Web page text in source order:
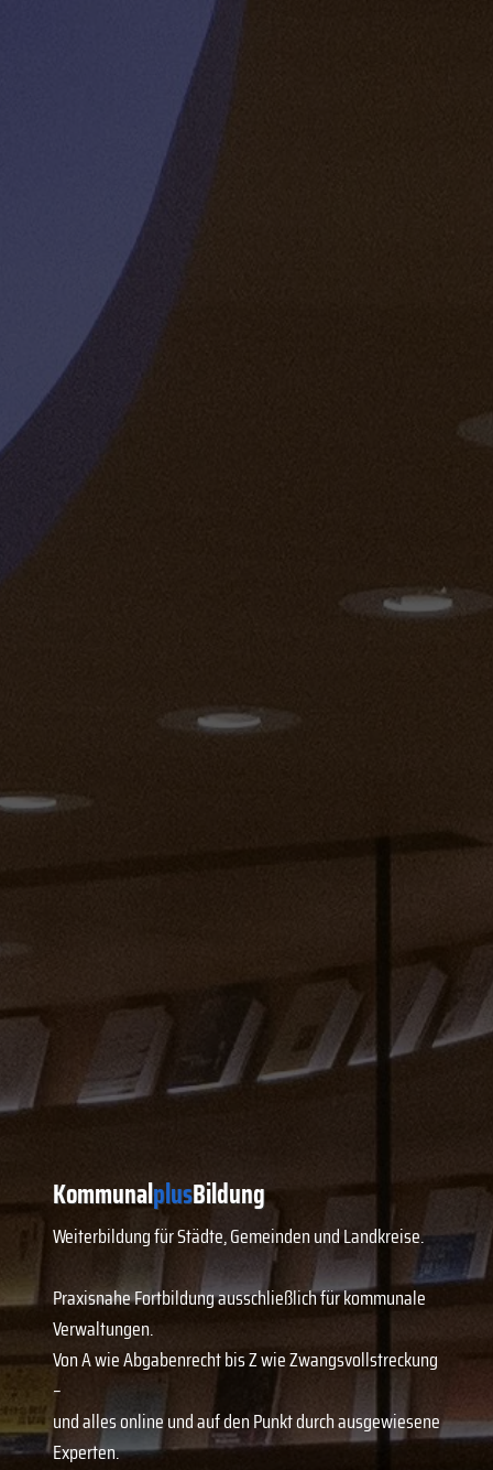
KommunalplusBildung
Weiterbildung für Städte, Gemeinden und Landkreise.
Praxisnahe Fortbildung ausschließlich für kommunale
Verwaltungen.
Von A wie Abgabenrecht bis Z wie Zwangsvollstreckung
–
und alles online und auf den Punkt durch ausgewiesene
Experten.